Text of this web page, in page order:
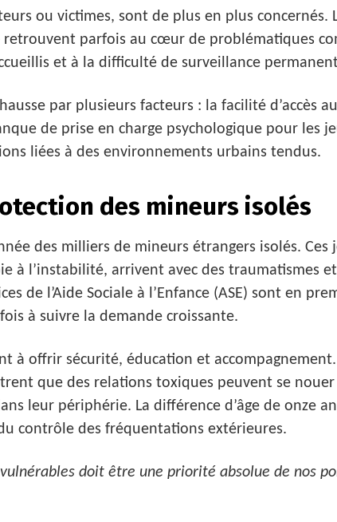
ou victimes, sont de plus en plus concernés.
retrouvent parfois au cœur de problématiques
et à la difficulté de surveillance
par plusieurs facteurs : la facilité d’accès
de prise en charge psychologique pour les
liées à des environnements urbains tendus.
des mineurs isolés
des milliers de mineurs étrangers isolés. Ces
à l’instabilité, arrivent avec des traumatismes
de l’Aide Sociale à l’Enfance (ASE) sont en
à suivre la demande croissante.
à offrir sécurité, éducation et
que des relations toxiques peuvent se nouer
leur périphérie. La différence d’âge de onze
contrôle des fréquentations extérieures.
doit être une priorité absolue de nos